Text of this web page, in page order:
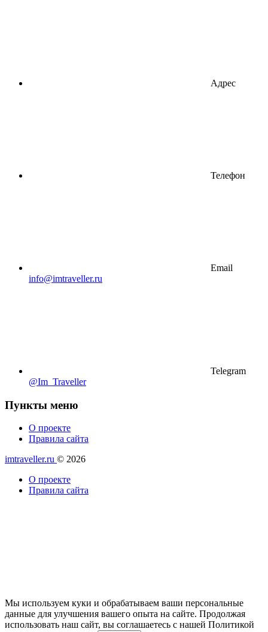
Адрес
Телефон
Email
info@imtraveller.ru
Telegram
@Im_Traveller
Пункты меню
О проекте
Правила сайта
imtraveller.ru © 2026
О проекте
Правила сайта
Мы используем куки и обрабатываем ваши персональные
данные для улучшения вашего опыта на сайте. Продолжая
использовать наш сайт, вы соглашаетесь с нашей Политикой